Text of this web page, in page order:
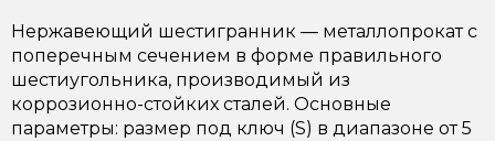
Нержавеющий шестигранник — металлопрокат с
поперечным сечением в форме правильного
шестиугольника, производимый из
коррозионно-стойких сталей. Основные
параметры: размер под ключ (S) в диапазоне от 5